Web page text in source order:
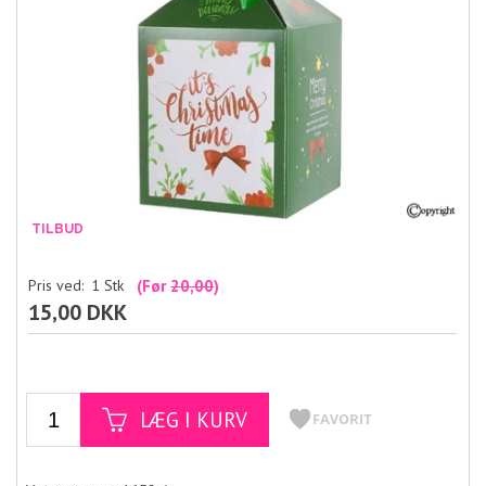
Pris ved: 1 Stk (Før20,00)
15,00 DKK